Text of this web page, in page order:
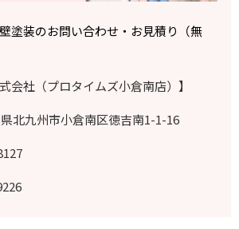
塗装のお問い合わせ・お見積り（無
会社（プロタイムズ小倉南店）】
北九州市小倉南区徳吉南1-1-16